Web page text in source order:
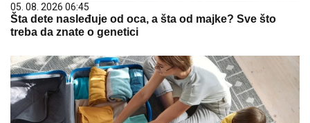
05. 08. 2026 06:45
Šta dete nasleđuje od oca, a šta od majke? Sve što
treba da znate o genetici